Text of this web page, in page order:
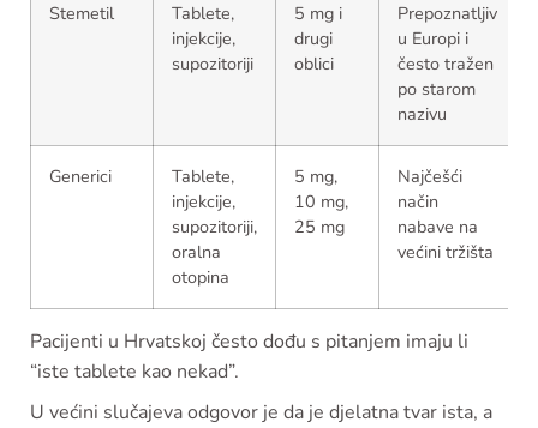
Stemetil
Tablete,
injekcije,
supozitoriji
5 mg i
drugi
oblici
Prepoznatljiv
u Europi i
često tražen
po starom
nazivu
Generici
Tablete,
injekcije,
supozitoriji,
oralna
otopina
5 mg,
10 mg,
25 mg
Najčešći
način
nabave na
većini tržišta
Pacijenti u Hrvatskoj često dođu s pitanjem imaju li
“iste tablete kao nekad”.
U većini slučajeva odgovor je da je djelatna tvar ista, a